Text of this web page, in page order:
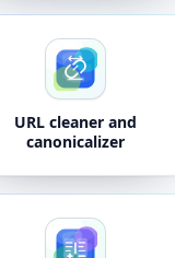
URL cleaner and
canonicalizer